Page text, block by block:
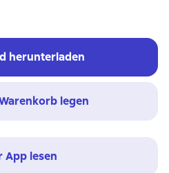
herunterladen
legen
App lesen